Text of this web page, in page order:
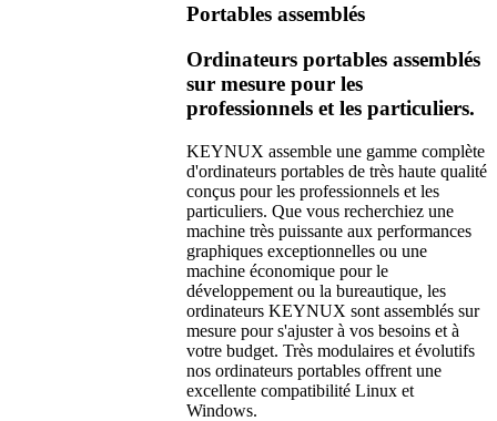
Portables assemblés
Ordinateurs portables assemblés
sur mesure pour les
professionnels et les particuliers.
KEYNUX assemble une gamme complète
d'ordinateurs portables de très haute qualité
conçus pour les professionnels et les
particuliers. Que vous recherchiez une
machine très puissante aux performances
graphiques exceptionnelles ou une
machine économique pour le
développement ou la bureautique, les
ordinateurs KEYNUX sont assemblés sur
mesure pour s'ajuster à vos besoins et à
votre budget. Très modulaires et évolutifs
nos ordinateurs portables offrent une
excellente compatibilité Linux et
Windows.